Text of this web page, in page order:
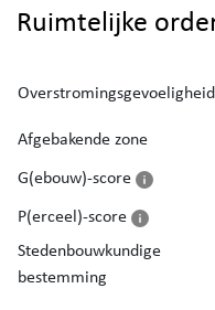
Ruimtelijke
Overstromingsgevoeligheid
Afgebakende zone
G(ebouw)-score
P(erceel)-score
Stedenbouwkundige
bestemming